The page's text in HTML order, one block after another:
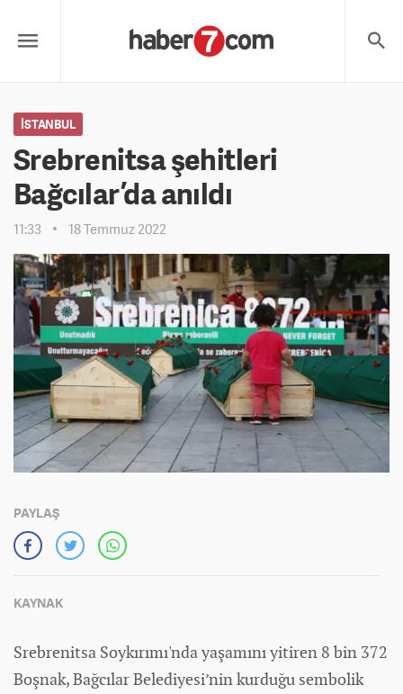
İSTANBUL
Srebrenitsa şehitleri
Bağcılar’da anıldı
11:33 18 Temmuz 2022
PAYLAŞ
KAYNAK
Srebrenitsa Soykırımı'nda yaşamını yitiren 8 bin 372
Boşnak, Bağcılar Belediyesi’nin kurduğu sembolik